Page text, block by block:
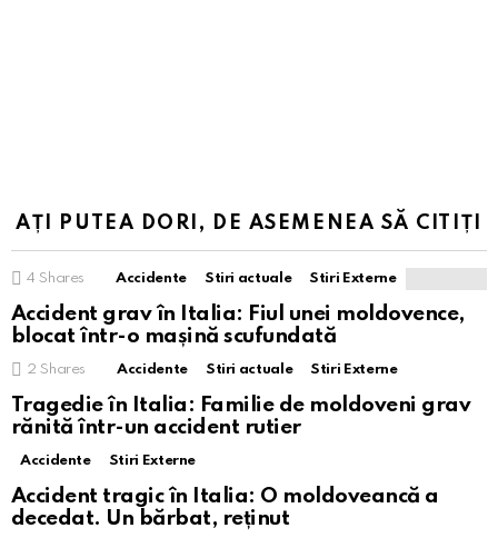
AȚI PUTEA DORI, DE ASEMENEA SĂ CITIȚI
4 Shares Accidente Stiri actuale Stiri Externe
Accident grav în Italia: Fiul unei moldovence,
blocat într-o mașină scufundată
2 Shares Accidente Stiri actuale Stiri Externe
Tragedie în Italia: Familie de moldoveni grav
rănită într-un accident rutier
Accidente Stiri Externe
Accident tragic în Italia: O moldoveancă a
decedat. Un bărbat, reținut